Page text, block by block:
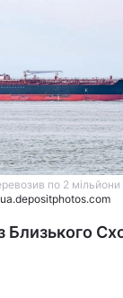
по 2 мільйони
ua.depositphotos.com
Близького